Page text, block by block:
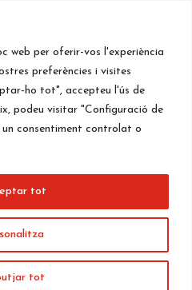
web per oferir-vos l'experiència
preferències i visites
ho tot", accepteu l'ús de
podeu visitar "Configuració de
consentiment controlat o
tot
tot
Educativa Cor de Maria